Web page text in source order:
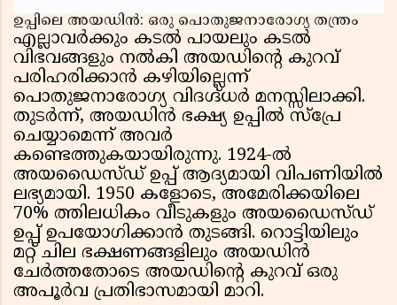
ഉപ്പിലെ അയഡിൻ: ഒരു പൊതുജനാരോഗ്യ തന്ത്രം
എല്ലാവർക്കും കടൽ പായലും കടൽ
വിഭവങ്ങളും നൽകി അയഡിന്റെ കുറവ്
പരിഹരിക്കാൻ കഴിയില്ലെന്ന്
പൊതുജനാരോഗ്യ വിദഗ്ദ്ധർ മനസ്സിലാക്കി.
തുടർന്ന്, അയഡിൻ ഭക്ഷ്യ ഉപ്പിൽ സ്പ്രേ
ചെയ്യാമെന്ന് അവർ
കണ്ടെത്തുകയായിരുന്നു. 1924-ൽ
അയഡൈസ്ഡ് ഉപ്പ് ആദ്യമായി വിപണിയിൽ
ലഭ്യമായി. 1950 കളോടെ, അമേരിക്കയിലെ
70% ത്തിലധികം വീടുകളും അയഡൈസ്ഡ്
ഉപ്പ് ഉപയോഗിക്കാൻ തുടങ്ങി. റൊട്ടിയിലും
മറ്റ് ചില ഭക്ഷണങ്ങളിലും അയഡിൻ
ചേർത്തതോടെ അയഡിന്റെ കുറവ് ഒരു
അപൂർവ പ്രതിഭാസമായി മാറി.